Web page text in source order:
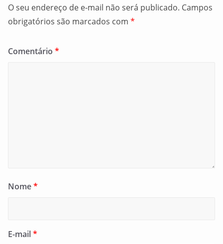
O seu endereço de e-mail não será publicado. Campos
obrigatórios são marcados com *
Comentário *
Nome*
E-mail*